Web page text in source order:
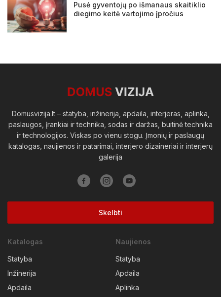
Infrastruktura Interjeras Inžinerija
Įstatymai ir reglamentai
Pusė gyventojų po išmanaus skaitiklio
diegimo keitė vartojimo įpročius
Domusvizija.lt – statyba, inžinerija, apdaila, interjeras, aplinka,
paslaugos, įrankiai ir technika, sodas ir daržas, buitinė technika
ir technologijos. Viskas po vienu stogu. Įmonių ir paslaugų
katalogas, naujienos ir patarimai, interjero dizaineriai ir interjerų
galerija
Skelbti
Katalogas
Statyba
Inžinerija
Apdaila
Naujienos
Statyba
Apdaila
Aplinka